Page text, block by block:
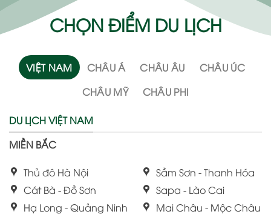
CHỌN ĐIỂM DU LỊCH
VIỆT NAM CHÂU Á CHÂU ÂU
CHÂU ÚC
CHÂU MỸ
CHÂU PHI
DU LỊCH VIỆT NAM
MIỀN BẮC
Thủ đô Hà Nội
Cát Bà - Đồ Sơn
Hạ Long - Quảng Ninh
Sầm Sơn - Thanh Hóa
Sapa - Lào Cai
Mai Châu - Mộc Châu